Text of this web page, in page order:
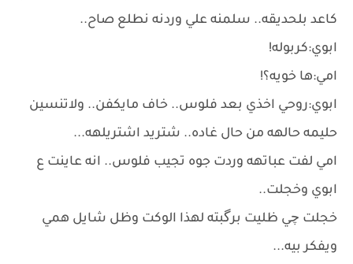
كاعد بلحديقه.. سلمنه علي وردنه نطلع صاح..
ابوي:كربوله!
امي:ها خويه؟!
ابوي:روحي اخذي بعد فلوس.. خاف مايكفن.. ولاتنسين
حليمه حالهه من حال غاده.. شتريد اشتريلهه...
امي لفت عباتهه وردت جوه تجيب فلوس.. انه عاينت ع
ابوي وخجلت..
خجلت چي ظليت برگبته لهذا الوكت وظل شايل همي
ويفكر بيه...